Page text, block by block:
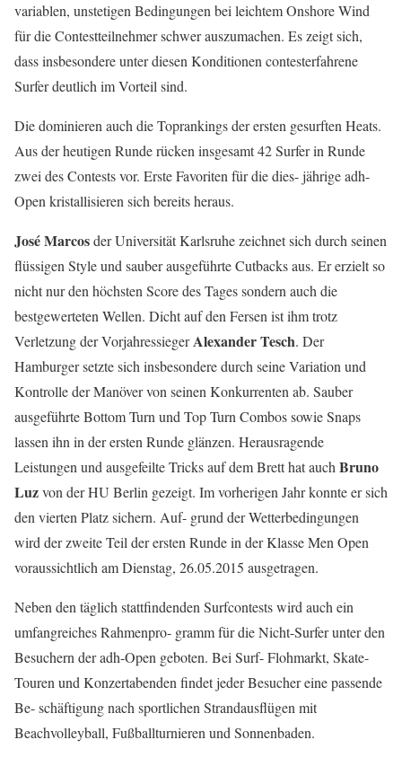
variablen, unstetigen Bedingungen bei leichtem Onshore Wind
für die Contestteilnehmer schwer auszumachen. Es zeigt sich,
dass insbesondere unter diesen Konditionen contesterfahrene
Surfer deutlich im Vorteil sind.
Die dominieren auch die Toprankings der ersten gesurften Heats.
Aus der heutigen Runde rücken insgesamt 42 Surfer in Runde
zwei des Contests vor. Erste Favoriten für die dies- jährige adh-
Open kristallisieren sich bereits heraus.
José Marcosder Universität Karlsruhe zeichnet sich durch seinen
flüssigen Style und sauber ausgeführte Cutbacks aus. Er erzielt so
nicht nur den höchsten Score des Tages sondern auch die
bestgewerteten Wellen. Dicht auf den Fersen ist ihm trotz
Verletzung der VorjahressiegerAlexander Tesch. Der
Hamburger setzte sich insbesondere durch seine Variation und
Kontrolle der Manöver von seinen Konkurrenten ab. Sauber
ausgeführte Bottom Turn und Top Turn Combos sowie Snaps
lassen ihn in der ersten Runde glänzen. Herausragende
Leistungen und ausgefeilte Tricks auf dem Brett hat auch Bruno
Luzvon der HU Berlin gezeigt. Im vorherigen Jahr konnte er sich
den vierten Platz sichern. Auf- grund der Wetterbedingungen
wird der zweite Teil der ersten Runde in der Klasse Men Open
voraussichtlich am Dienstag, 26.05.2015 ausgetragen.
Neben den täglich stattfindenden Surfcontests wird auch ein
umfangreiches Rahmenpro- gramm für die Nicht-Surfer unter den
Besuchern der adh-Open geboten. Bei Surf- Flohmarkt, Skate-
Touren und Konzertabenden findet jeder Besucher eine passende
Be- schäftigung nach sportlichen Strandausflügen mit
Beachvolleyball, Fußballturnieren und Sonnenbaden.